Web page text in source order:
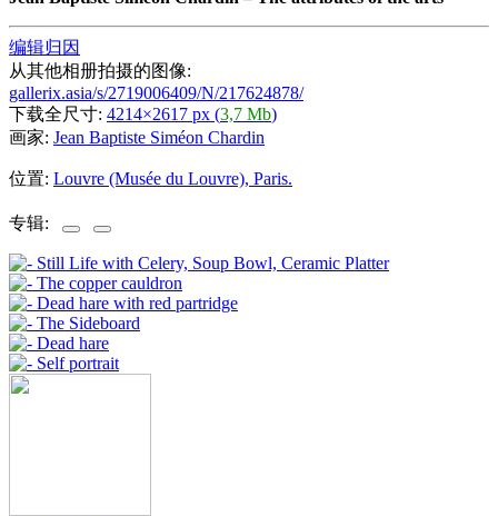
编辑归因
从其他相册拍摄的图像:
gallerix.asia/s/2719006409/N/217624878/
下载全尺寸: 4214×2617 px (3,7 Mb)
画家: Jean Baptiste Siméon Chardin
位置: Louvre (Musée du Louvre), Paris.
专辑: